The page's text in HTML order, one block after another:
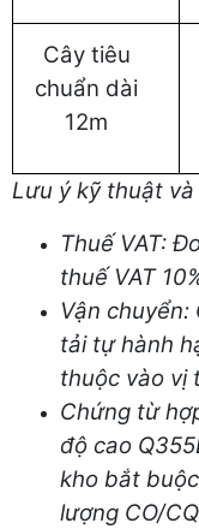
Cây tiêu
chuẩn dài
12m
Lưu ý kỹ thuật
Thuế VAT:
thuế VAT
Vận
tải tự hành
thuộc vào vị
Chứng từ
độ cao
kho bắt
lượng CO/